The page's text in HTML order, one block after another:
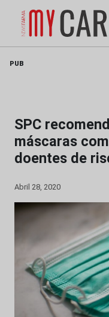
PUB
SPC
máscaras
doentes de
Abril 28, 2020